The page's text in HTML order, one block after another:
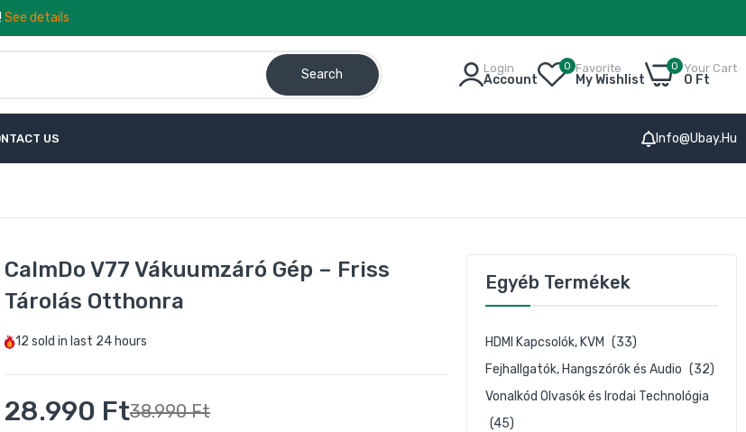
See details
Search Login
Account
0 Favorite
My Wishlist
0 Your Cart
0 Ft
US Info@ubay.hu
Egyéb Termékek
HDMI Kapcsolók, KVM (33)
Fejhallgatók, Hangszórók és Audio (32)
Vonalkód Olvasók és Irodai Technológia
(45)
CalmDo V77 Vákuumzáró Gép – Friss
Tárolás Otthonra
12 sold in last 24 hours
28.990 Ft38.990 Ft